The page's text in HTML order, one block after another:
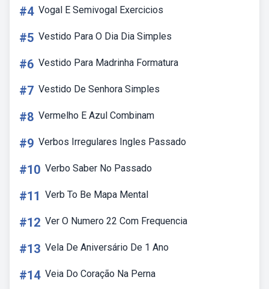
#4 Vogal E Semivogal Exercicios
#5 Vestido Para O Dia Dia Simples
#6 Vestido Para Madrinha Formatura
#7 Vestido De Senhora Simples
#8 Vermelho E Azul Combinam
#9 Verbos Irregulares Ingles Passado
#10 Verbo Saber No Passado
#11 Verb To Be Mapa Mental
#12 Ver O Numero 22 Com Frequencia
#13 Vela De Aniversário De 1 Ano
#14 Veia Do Coração Na Perna